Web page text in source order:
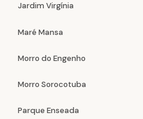
Jardim Virgínia
Maré Mansa
Morro do Engenho
Morro Sorocotuba
Parque Enseada